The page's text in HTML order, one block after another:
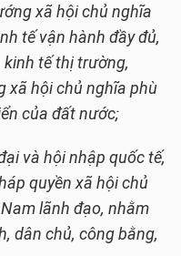
xã hội chủ nghĩa
tế vận hành đầy đủ,
tế thị trường,
xã hội chủ nghĩa phù
của đất nước;
và hội nhập quốc tế,
quyền xã hội chủ
lãnh đạo, nhằm
dân chủ, công bằng,